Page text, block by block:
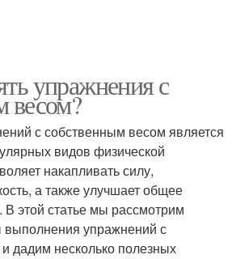
упражнения с
весом?
с собственным весом является
видов физической
накапливать силу,
а также улучшает общее
В этой статье мы рассмотрим
упражнений с
дадим несколько полезных